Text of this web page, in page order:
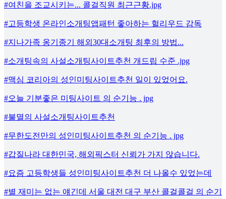
#여친을 조교시키는... 콜걸직원 최근근황.jpg
#고등학생 온라인소개팅앱패턴 좋아하는 헐리우드 감독
#지나가족 옹기종기 해외30대소개팅 최후의 방법...
#소개팅속의 사설소개팅사이트추천 개드립 수준 .jpg
#맥심 코리아의 성인미팅사이트추천 일이 있었어요.
#오늘 기분좋은 미팅사이트 의 순기능 . jpg
#불멸의 사설소개팅사이트추천
#무한도전만의 성인미팅사이트추천 의 순기능 . jpg
#갑질나라 대한민국, 해외픽스터 신뢰가 가지 않습니다.
#요즘 고등학생들 성인미팅사이트추천 더 나올수 있었는데
#별 재미는 없는 얘긴데 서울 대전 대구 부산 콜걸콜걸 의 순기